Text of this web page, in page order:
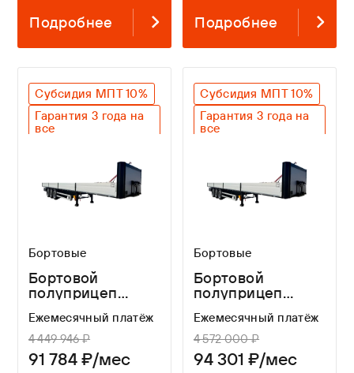
Подробнее Подробнее
Субсидия МПТ 10%
Гарантия 3 года на
все
Бортовые
Бортовой
полуприцеп
CRS4
Ежемесячный платёж
4 449 946 ₽
91 784 ₽/мес
Субсидия МПТ 10%
Гарантия 3 года на
все
Бортовые
Бортовой
полуприцеп
CRL4
Ежемесячный платёж
4 572 000 ₽
94 301 ₽/мес